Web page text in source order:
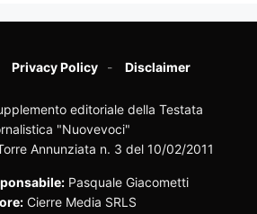
Privacy Policy Disclaimer
editoriale della Testata
"Nuovevoci"
Annunziata n. 3 del 10/02/2011
Pasquale Giacometti
Cierre Media SRLS